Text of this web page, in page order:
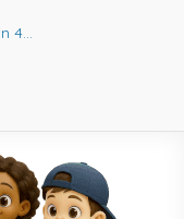
4...